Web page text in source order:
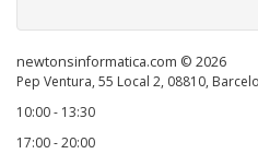
newtonsinformatica.com © 2026
Pep Ventura, 55 Local 2, 08810,
10:00 - 13:30
17:00 - 20:00